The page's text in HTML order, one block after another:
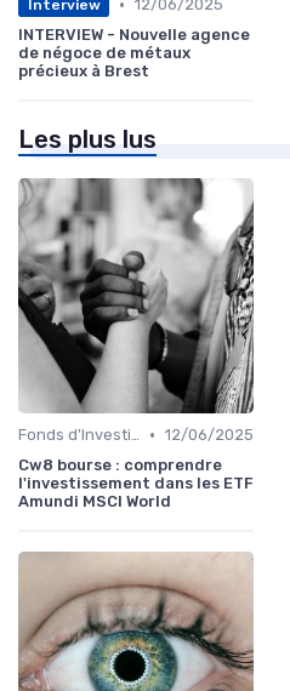
Interview
12/06/2025
INTERVIEW - Nouvelle agence
de négoce de métaux
précieux à Brest
Les plus lus
Fonds d'Investissement et ETF • 12/06/2025
Cw8 bourse : comprendre
l'investissement dans les ETF
Amundi MSCI World